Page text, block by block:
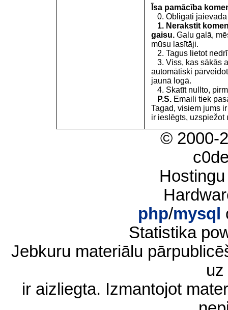
Īsa pamācība
0. Obligāti jāievada
1. Nerakstīt
gaisu. Galu galā,
mūsu lasītāji.
2. Tagus lietot
3. Viss, kas sākās
automātiski
jaunā logā.
4. Skatīt nullto,
P.S. Emaili tiek
Tagad, visiem jums
ir ieslēgts, uzspiežot
© 2000-
php/mysql
Statistika
Jebkuru materiālu
ir aizliegta. Izmantojot